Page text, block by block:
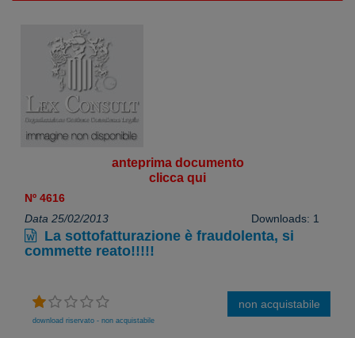
anteprima documento
clicca qui
Nº 4616
Data 25/02/2013
Downloads: 1
La sottofatturazione è fraudolenta, si
commette reato!!!!!
download riservato - non acquistabile
non acquistabile